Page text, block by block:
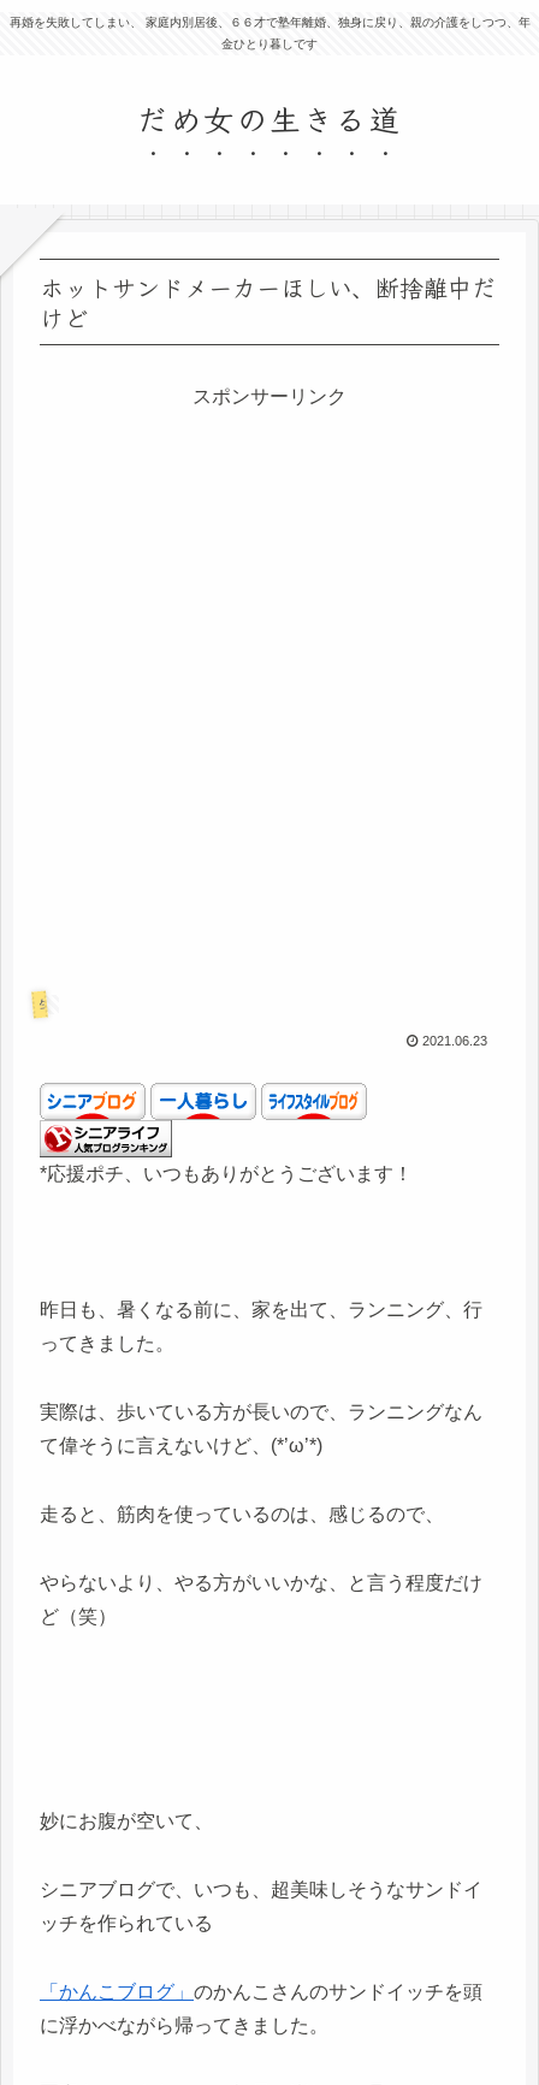
再婚を失敗してしまい、 家庭内別居後、６６才で塾年離婚、独身に戻り、親の介護をしつつ、年
金ひとり暮しです
だめ女の生きる道
ホットサンドメーカーほしい、断捨離中だ
けど
スポンサーリンク
生活
2021.06.23
*応援ポチ、いつもありがとうございます！
昨日も、暑くなる前に、家を出て、ランニング、行
ってきました。
実際は、歩いている方が長いので、ランニングなん
て偉そうに言えないけど、(*’ω’*)
走ると、筋肉を使っているのは、感じるので、
やらないより、やる方がいいかな、と言う程度だけ
ど（笑）
妙にお腹が空いて、
シニアブログで、いつも、超美味しそうなサンドイ
ッチを作られている
「かんこブログ」 のかんこさんのサンドイッチを頭
に浮かべながら帰ってきました。